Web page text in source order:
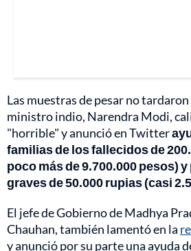
Las muestras de pesar no
ministro indio, Narendra Modi,
"horrible" y anunció en Twitter
familias de los fallecidos de
poco más de 9.700.000 pesos)
graves de 50.000 rupias (casi
El jefe de Gobierno de Madhya
Chauhan, también lamentó en la
y anunció por su parte una ayuda